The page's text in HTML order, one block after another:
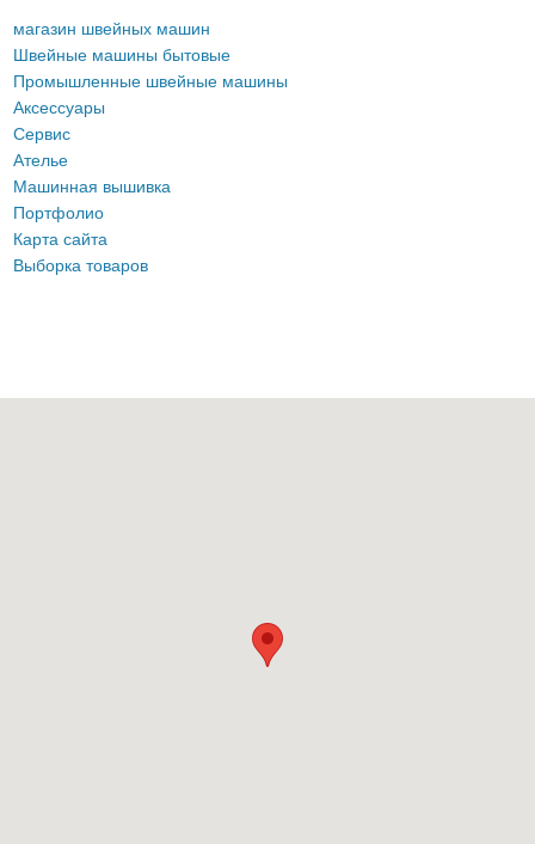
магазин швейных машин
Швейные машины бытовые
Промышленные швейные машины
Аксессуары
Сервис
Ателье
Машинная вышивка
Портфолио
Карта сайта
Выборка товаров